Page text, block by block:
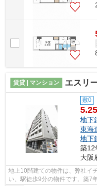
賃貸 | マンション エスリ
敷0
地下
東海
地下
築12
大阪
地上10階建ての物件は、弊社イ
い、駅徒歩9分の物件です。築7